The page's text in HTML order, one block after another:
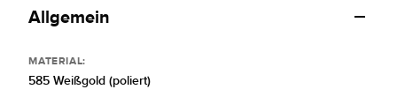
Allgemein
MATERIAL:
585 Weißgold (poliert)